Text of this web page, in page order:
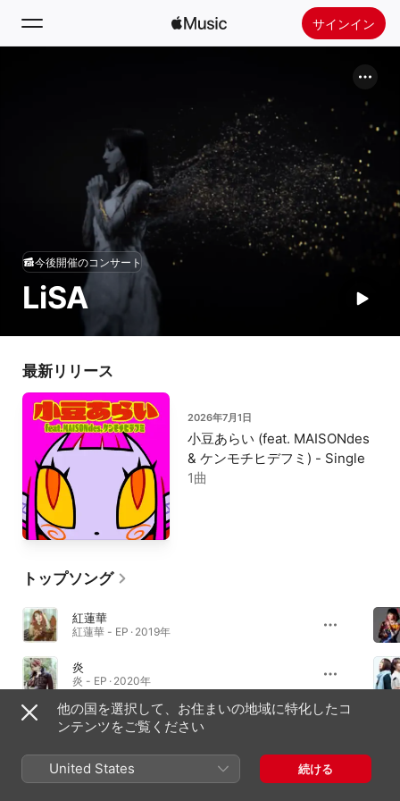
サインイン
新着おすすめ
Apple Musicをインストール
LiSA
今後開催のコンサート
最新リリース
2026年7月1日
小豆あらい (feat. MAISONdes
& ケンモチヒデフミ) - Single
1曲
トップソング
紅蓮華
紅蓮華 - EP · 2019年
炎
炎 - EP · 2020年
残酷な夜に輝け - Shine in the Cruel Night
他の国を選択して、お住まいの地域に特化したコ
ンテンツをご覧ください
United States 続ける